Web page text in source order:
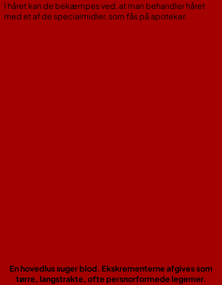
I håret kan de bekæmpes ved, at man behandler håret
med et af de specialmidler, som fås på apoteker.
En hovedlus suger blod. Ekskrementerne afgives som
tørre, langstrakte, ofte persnorformede legemer.